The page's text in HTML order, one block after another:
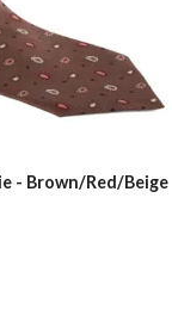
- Brown/Red/Beige